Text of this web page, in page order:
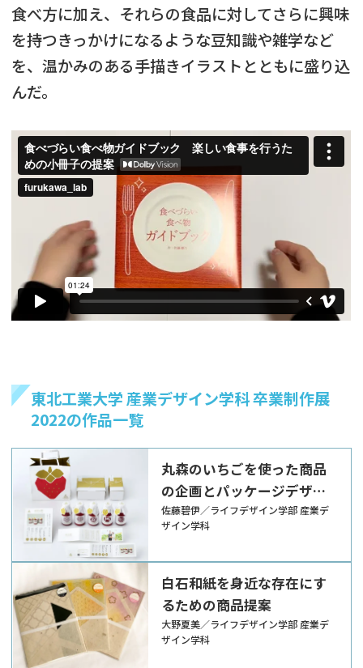
食べ方に加え、それらの食品に対してさらに興味
を持つきっかけになるような豆知識や雑学など
を、温かみのある手描きイラストとともに盛り込
んだ。
東北工業大学 産業デザイン学科 卒業制作展
2022の作品一覧
丸森のいちごを使った商品
の企画とパッケージデザイ
ン
佐藤碧伊／ライフデザイン学部 産業デ
ザイン学科
白石和紙を身近な存在にす
るための商品提案
大野夏美／ライフデザイン学部 産業デ
ザイン学科